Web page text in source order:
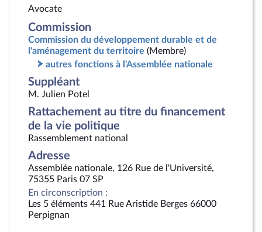
Avocate
Commission
Commission du développement durable et de
l'aménagement du territoire (Membre)
autres fonctions à l'Assemblée nationale
Suppléant
M. Julien Potel
Rattachement au titre du financement
de la vie politique
Rassemblement national
Adresse
Assemblée nationale, 126 Rue de l'Université,
75355 Paris 07 SP
En circonscription :
Les 5 éléments 441 Rue Aristide Berges 66000
Perpignan